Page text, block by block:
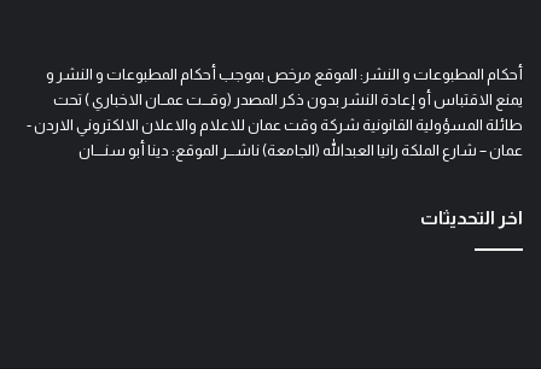
أحكام المطبوعات و النشر: الموقع مرخص بموجب أحكام المطبوعات و النشر و
يمنع الاقتباس أو إعادة النشر بدون ذكر المصدر (وقـــت عمــان الاخباري ) تحت
طائلة المسؤولية القانونية شركة وقت عمان للاعلام والاعلان الالكتروني الاردن -
عمان – شارع الملكة رانيا العبدالله (الجامعة) ناشـــر الموقع: دينا أبو سنــــان
اخر التحديثات